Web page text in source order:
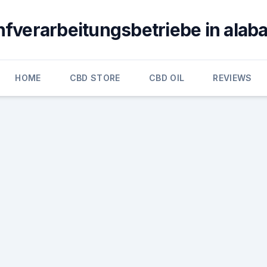
in
HOME CBD STORE CBD OIL REVIEWS